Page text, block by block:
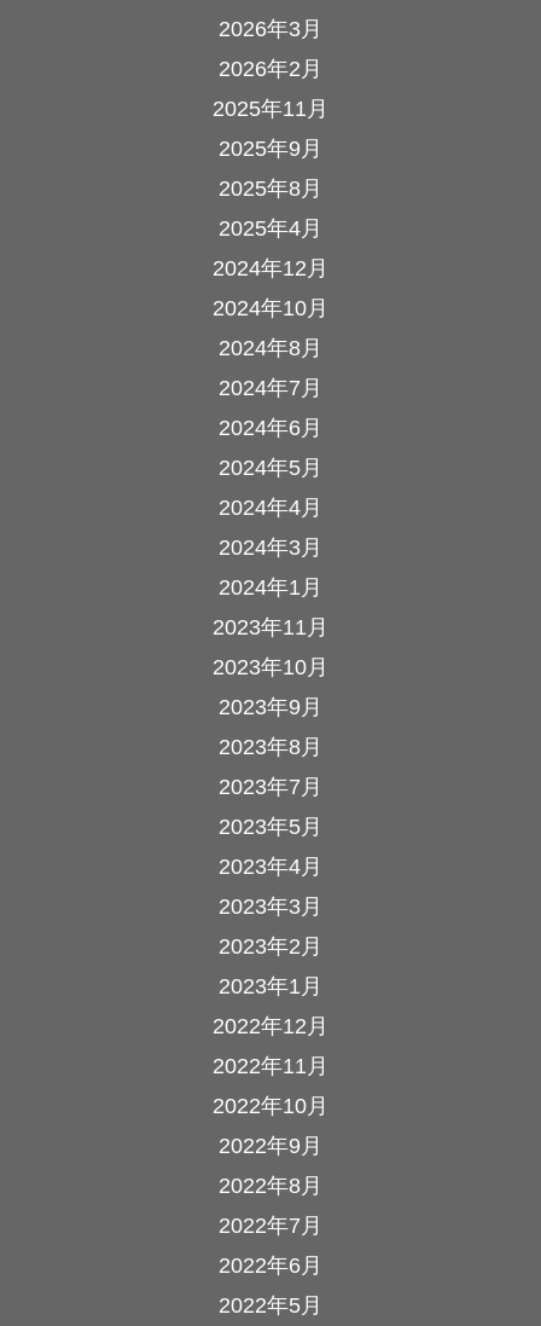
2026年3月
2026年2月
2025年11月
2025年9月
2025年8月
2025年4月
2024年12月
2024年10月
2024年8月
2024年7月
2024年6月
2024年5月
2024年4月
2024年3月
2024年1月
2023年11月
2023年10月
2023年9月
2023年8月
2023年7月
2023年5月
2023年4月
2023年3月
2023年2月
2023年1月
2022年12月
2022年11月
2022年10月
2022年9月
2022年8月
2022年7月
2022年6月
2022年5月